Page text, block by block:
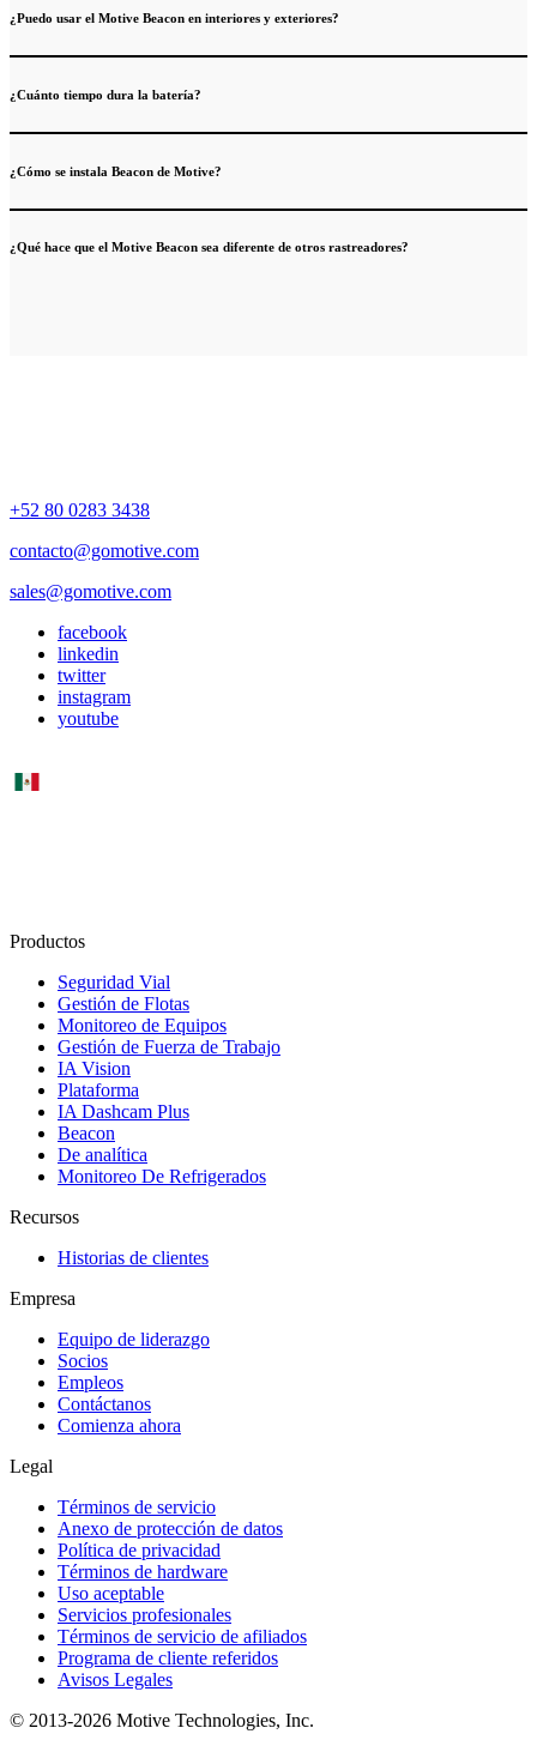
¿Puedo usar el Motive Beacon en interiores y exteriores?
¿Cuánto tiempo dura la batería?
¿Cómo se instala Beacon de Motive?
¿Qué hace que el Motive Beacon sea diferente de otros rastreadores?
+52 80 0283 3438
contacto@gomotive.com
sales@gomotive.com
facebook
linkedin
twitter
instagram
youtube
Productos
Seguridad Vial
Gestión de Flotas
Monitoreo de Equipos
Gestión de Fuerza de Trabajo
IA Vision
Plataforma
IA Dashcam Plus
Beacon
De analítica
Monitoreo De Refrigerados
Recursos
Historias de clientes
Empresa
Equipo de liderazgo
Socios
Empleos
Contáctanos
Comienza ahora
Legal
Términos de servicio
Anexo de protección de datos
Política de privacidad
Términos de hardware
Uso aceptable
Servicios profesionales
Términos de servicio de afiliados
Programa de cliente referidos
Avisos Legales
© 2013-2026 Motive Technologies, Inc.